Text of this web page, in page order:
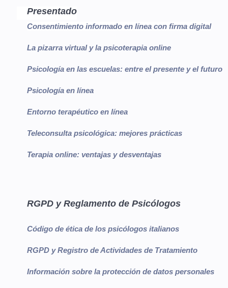
Presentado
Consentimiento informado en línea con firma digital
La pizarra virtual y la psicoterapia online
Psicología en las escuelas: entre el presente y el futuro
Psicología en línea
Entorno terapéutico en línea
Teleconsulta psicológica: mejores prácticas
Terapia online: ventajas y desventajas
RGPD y Reglamento de Psicólogos
Código de ética de los psicólogos italianos
RGPD y Registro de Actividades de Tratamiento
Información sobre la protección de datos personales